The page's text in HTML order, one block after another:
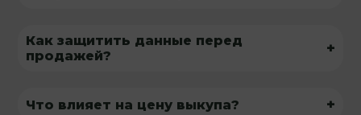
Как защитить данные перед
продажей?
+
Что влияет на цену выкупа? +